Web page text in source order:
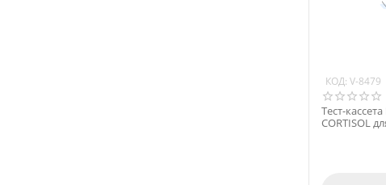
КОД: V-8479
Тест-
CORTISOL